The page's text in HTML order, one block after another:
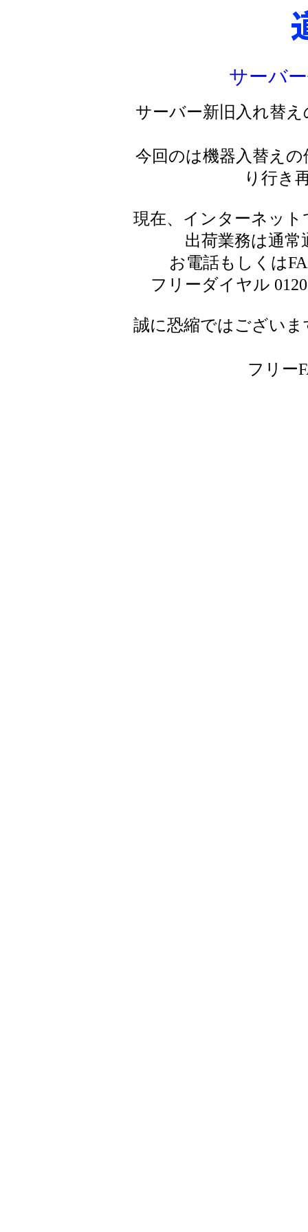
サーバ
サーバー新旧入れ替
今回のは機器入替え
り行き
現在、インターネッ
出荷業務は通
お電話もしくは
フリーダイヤル
誠に恐縮ではござい
フリー